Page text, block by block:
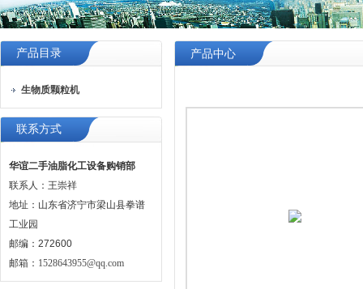
产品目录
生物质颗粒机
联系方式
华谊二手油脂化工设备购销部
联系人：王崇祥
地址：山东省济宁市梁山县拳谱
工业园
邮编：272600
邮箱： 1528643955@qq.com
产品中心